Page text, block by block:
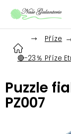
Příze
🔴-23％ Příze
Puzzle
PZ007